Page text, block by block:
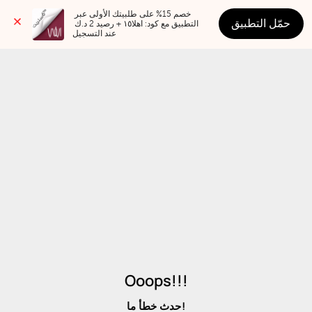
عند التسجيل
حمّل التطبيق
Ooops!!!
حدث خطأ ما!